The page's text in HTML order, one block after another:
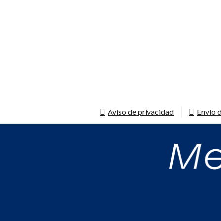
Aviso de privacidad Envío